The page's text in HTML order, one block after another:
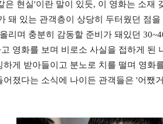
은 현실'이란 말이 있듯, 이 영화는 소재
돼 있는 관객층이 상당히 두터웠던 점
리며 충분히 감동할 준비가 돼있던
영화를 보며 비로소 사실을 접하게 된
하게 받아들이고 분노로 치를 떨며 영화
어졌다는 소식에 나이든 관객들은 '어쨌